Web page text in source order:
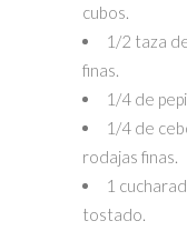
cubos.
1/2 taza
finas.
1/4 de
1/4 de
rodajas finas.
1
tostado.